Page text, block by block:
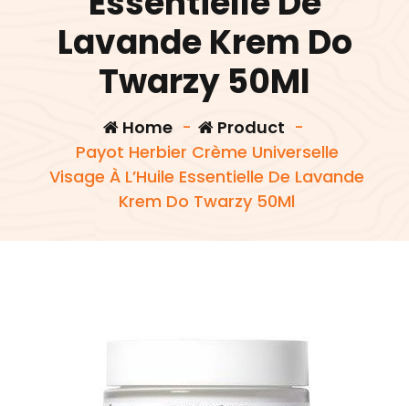
Lavande Krem Do
Twarzy 50Ml
Home- Product -
Payot Herbier Crème Universelle
Visage À L’Huile Essentielle De Lavande
Krem Do Twarzy 50Ml